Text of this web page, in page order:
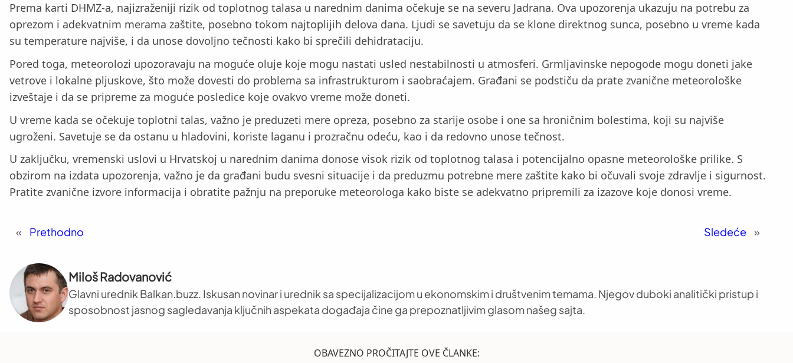
Prema karti DHMZ-a, najizraženiji rizik od toplotnog talasa u narednim danima očekuje se na severu Jadrana. Ova upozorenja ukazuju na potrebu za
oprezom i adekvatnim merama zaštite, posebno tokom najtoplijih delova dana. Ljudi se savetuju da se klone direktnog sunca, posebno u vreme kada
su temperature najviše, i da unose dovoljno tečnosti kako bi sprečili dehidrataciju.
Pored toga, meteorolozi upozoravaju na moguće oluje koje mogu nastati usled nestabilnosti u atmosferi. Grmljavinske nepogode mogu doneti jake
vetrove i lokalne pljuskove, što može dovesti do problema sa infrastrukturom i saobraćajem. Građani se podstiču da prate zvanične meteorološke
izveštaje i da se pripreme za moguće posledice koje ovakvo vreme može doneti.
U vreme kada se očekuje toplotni talas, važno je preduzeti mere opreza, posebno za starije osobe i one sa hroničnim bolestima, koji su najviše
ugroženi. Savetuje se da ostanu u hladovini, koriste laganu i prozračnu odeću, kao i da redovno unose tečnost.
U zaključku, vremenski uslovi u Hrvatskoj u narednim danima donose visok rizik od toplotnog talasa i potencijalno opasne meteorološke prilike. S
obzirom na izdata upozorenja, važno je da građani budu svesni situacije i da preduzmu potrebne mere zaštite kako bi očuvali svoje zdravlje i sigurnost.
Pratite zvanične izvore informacija i obratite pažnju na preporuke meteorologa kako biste se adekvatno pripremili za izazove koje donosi vreme.
« Prethodno Sledeće »
Miloš Radovanović
Glavni urednik Balkan.buzz. Iskusan novinar i urednik sa specijalizacijom u ekonomskim i društvenim temama. Njegov duboki analitički pristup i
sposobnost jasnog sagledavanja ključnih aspekata događaja čine ga prepoznatljivim glasom našeg sajta.
OBAVEZNO PROČITAJTE OVE ČLANKE: